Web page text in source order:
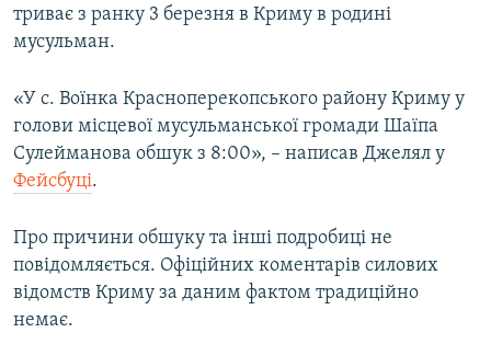
Усі сайти RFE/RL
триває з ранку 3 березня в Криму в родині
мусульман.
«У с. Воїнка Красноперекопського району Криму у
голови місцевої мусульманської громади Шаїпа
Сулейманова обшук з 8:00», – написав Джелял у
Фейсбуці.
Про причини обшуку та інші подробиці не
повідомляється. Офіційних коментарів силових
відомств Криму за даним фактом традиційно
немає.